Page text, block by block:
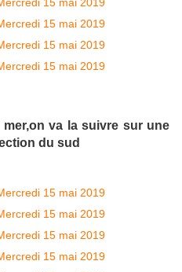
va la suivre sur une
du sud